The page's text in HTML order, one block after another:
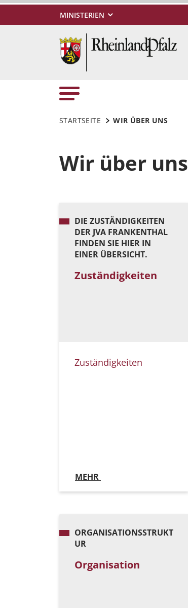
MINISTERIEN
STARTSEITE WIR ÜBER UNS
Wir über uns
DIE ZUSTÄNDIGKEITEN
DER JVA FRANKENTHAL
FINDEN SIE HIER IN
EINER ÜBERSICHT.
Zuständigkeiten
Zuständigkeiten
MEHR
ORGANISATIONSSTRUKT
UR
Organisation